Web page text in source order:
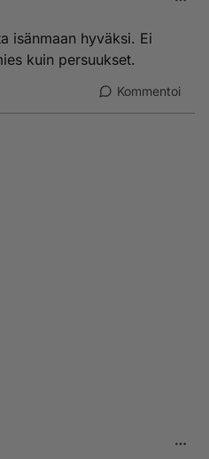
isänmaan hyväksi. Ei
kuin persuukset.
Kommentoi